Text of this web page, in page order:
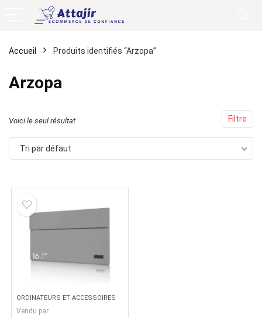
Accueil Produits identifiés “Arzopa”
Arzopa
Filtre
Voici le seul résultat
Tri par défaut
ORDINATEURS ET ACCESSOIRES
Vendu par